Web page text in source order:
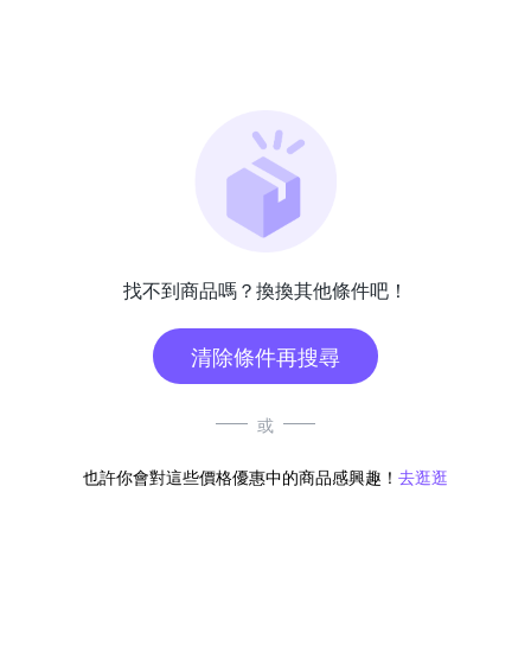
找不到商品嗎？換換其他條件吧！
清除條件再搜尋
或
也許你會對這些價格優惠中的商品感興趣！ 去逛逛